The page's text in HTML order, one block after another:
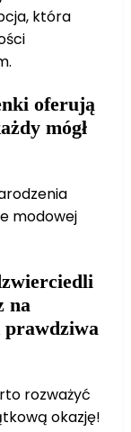
która
oferują
mógł
modowej
na
prawdziwa
rozważyć
okazję!